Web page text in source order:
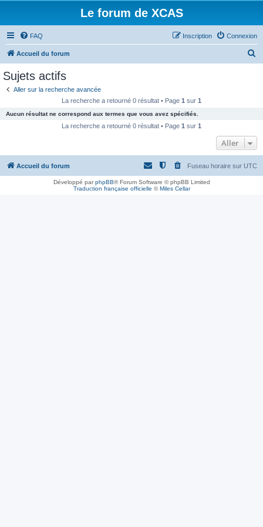
Le forum de XCAS
FAQ Connexion
Inscription
Accueil du forum
c
e
Sujets actifs
Aller sur la recherche avancée
La recherche a retourné 0 résultat • Page 1 sur 1
Aucun résultat ne correspond aux termes que vous avez spécifiés.
La recherche a retourné 0 résultat • Page 1 sur 1
Aller
Accueil du forum Fuseau horaire sur UTC
Développé parphpBB® Forum Software © phpBB Limited
Traduction française officielle ©Miles Cellar